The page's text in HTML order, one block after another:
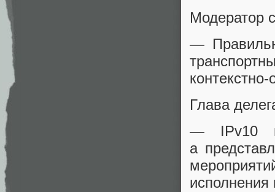
Модератор
—
Глава
— IPv10
а
исполнения